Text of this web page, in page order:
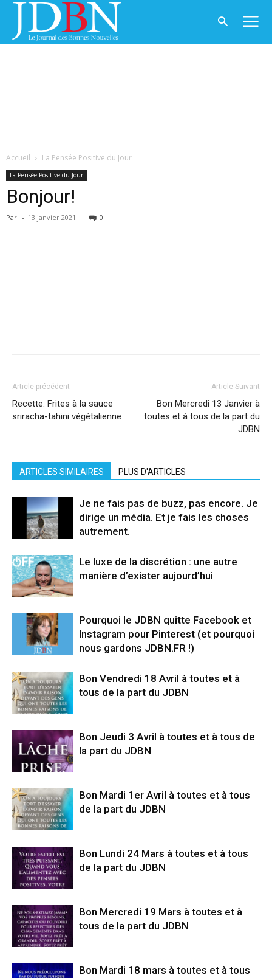
Accueil La Pensée Positive du Jour
La Pensée Positive du Jour
Bonjour!
Par - 13 janvier 2021 0
Article précédent
Recette: Frites à la sauce
sriracha-tahini végétalienne
Article Suivant
Bon Mercredi 13 Janvier à
toutes et à tous de la part du
JDBN
ARTICLES SIMILAIRES PLUS D'ARTICLES
Je ne fais pas de buzz, pas encore. Je
dirige un média. Et je fais les choses
autrement.
Le luxe de la discrétion : une autre
manière d’exister aujourd’hui
Pourquoi le JDBN quitte Facebook et
Instagram pour Pinterest (et pourquoi
nous gardons JDBN.FR !)
Bon Vendredi 18 Avril à toutes et à
tous de la part du JDBN
Bon Jeudi 3 Avril à toutes et à tous de
la part du JDBN
Bon Mardi 1er Avril à toutes et à tous
de la part du JDBN
Bon Lundi 24 Mars à toutes et à tous
de la part du JDBN
Bon Mercredi 19 Mars à toutes et à
tous de la part du JDBN
Bon Mardi 18 mars à toutes et à tous